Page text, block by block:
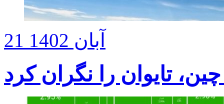
21 آبان 1402
تایوان را نگران کرد